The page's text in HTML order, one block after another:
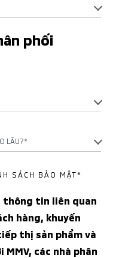
phối
LÂU?*
SÁCH BẢO MẬT*
thông tin liên quan
hàng, khuyến
thị sản phẩm và
các nhà phân